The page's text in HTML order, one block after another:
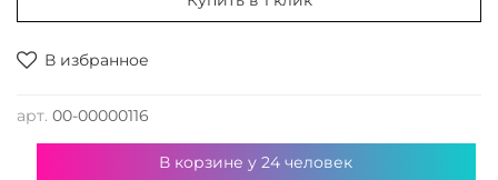
В избранное
арт. 00-00000116
В корзине у24 человек